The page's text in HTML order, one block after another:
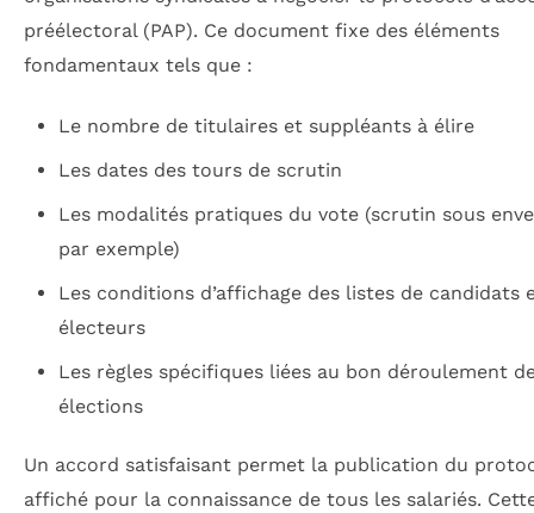
préélectoral (PAP). Ce document fixe des éléments
fondamentaux tels que :
Le nombre de titulaires et suppléants à élire
Les dates des tours de scrutin
Les modalités pratiques du vote (scrutin sous
par exemple)
Les conditions d’affichage des listes de candidats
électeurs
Les règles spécifiques liées au bon déroulement
élections
Un accord satisfaisant permet la publication du
affiché pour la connaissance de tous les salariés.